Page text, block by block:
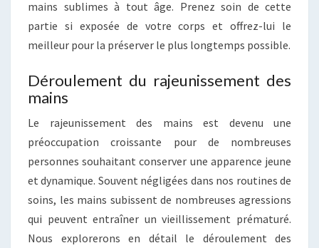
mains sublimes à tout âge. Prenez soin de cette
partie si exposée de votre corps et offrez-lui le
meilleur pour la préserver le plus longtemps possible.
Déroulement du rajeunissement des
mains
Le rajeunissement des mains est devenu une
préoccupation croissante pour de nombreuses
personnes souhaitant conserver une apparence jeune
et dynamique. Souvent négligées dans nos routines de
soins, les mains subissent de nombreuses agressions
qui peuvent entraîner un vieillissement prématuré.
Nous explorerons en détail le déroulement des